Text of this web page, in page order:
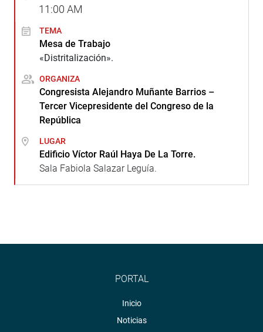
11:00 AM
TEMA
Mesa de Trabajo
«Distritalización».
ORGANIZA
Congresista Alejandro Muñante Barrios –
Tercer Vicepresidente del Congreso de la
República
LUGAR
Edificio Víctor Raúl Haya De La Torre.
Sala Fabiola Salazar Leguía.
PORTAL
Inicio
Noticias